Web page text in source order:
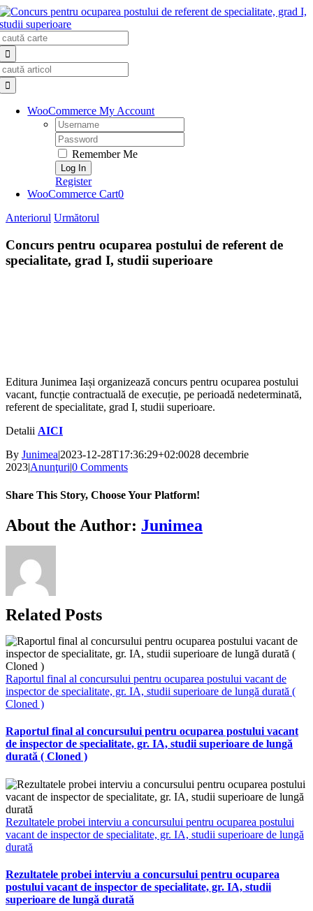
Skip
to
content
WooCommerce My Account
Username:
Password:
Remember Me
Register
WooCommerce Cart0
Anteriorul Următorul
Concurs pentru ocuparea postului de referent de
specialitate, grad I, studii superioare
Editura Junimea Iași organizează concurs pentru ocuparea postului
vacant, funcție contractuală de execuție, pe perioadă nedeterminată,
referent de specialitate, grad I, studii superioare.
Detalii AICI
By Junimea|2023-12-28T17:36:29+02:0028 decembrie
2023|Anunţuri|0 Comments
Share This Story, Choose Your Platform!
Facebook
X
Bluesky
Reddit
LinkedIn
WhatsApp
Telegram
Tumblr
Xing
Email
Copy
Link
About the Author: Junimea
Related Posts
Raportul final al concursului pentru ocuparea postului vacant de
inspector de specialitate, gr. IA, studii superioare de lungă durată (
Cloned )
Raportul final al concursului pentru ocuparea postului vacant
de inspector de specialitate, gr. IA, studii superioare de lungă
durată ( Cloned )
Rezultatele probei interviu a concursului pentru ocuparea postului
vacant de inspector de specialitate, gr. IA, studii superioare de lungă
durată
Rezultatele probei interviu a concursului pentru ocuparea
postului vacant de inspector de specialitate, gr. IA, studii
superioare de lungă durată